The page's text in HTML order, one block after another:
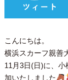
こんにちは。
横浜スカーフ親善
11月3日(日)に、
加いたしました